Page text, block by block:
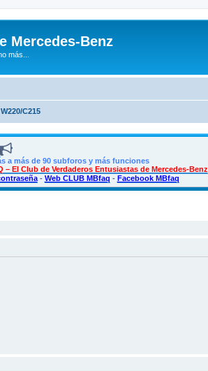
Mercedes-Benz
más...
W220/C215
a más de 90 subforos y más funciones
– El Club de Verdaderos Entusiastas de Mercedes-Benz
- Web CLUB MBfaq - Facebook MBfaq